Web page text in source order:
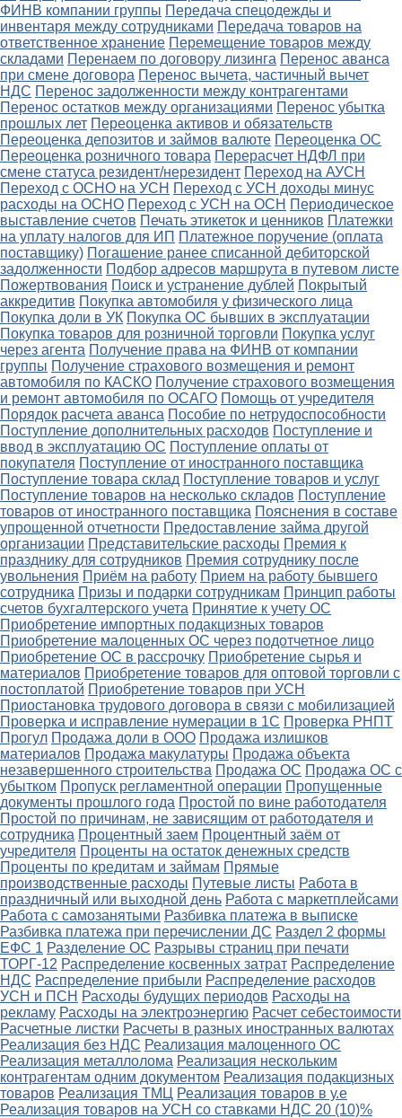
ФИНВ компании группы Передача спецодежды и
инвентаря между сотрудниками Передача товаров на
ответственное хранение Перемещение товаров между
складами Перенаем по договору лизинга Перенос аванса
при смене договора Перенос вычета, частичный вычет
НДС Перенос задолженности между контрагентами
Перенос остатков между организациями Перенос убытка
прошлых лет Переоценка активов и обязательств
Переоценка депозитов и займов валюте Переоценка ОС
Переоценка розничного товара Перерасчет НДФЛ при
смене статуса резидент/нерезидент Переход на АУСН
Переход с ОСНО на УСН Переход с УСН доходы минус
расходы на ОСНО Переход с УСН на ОСН Периодическое
выставление счетов Печать этикеток и ценников Платежки
на уплату налогов для ИП Платежное поручение (оплата
поставщику) Погашение ранее списанной дебиторской
задолженности Подбор адресов маршрута в путевом листе
Пожертвования Поиск и устранение дублей Покрытый
аккредитив Покупка автомобиля у физического лица
Покупка доли в УК Покупка ОС бывших в эксплуатации
Покупка товаров для розничной торговли Покупка услуг
через агента Получение права на ФИНВ от компании
группы Получение страхового возмещения и ремонт
автомобиля по КАСКО Получение страхового возмещения
и ремонт автомобиля по ОСАГО Помощь от учредителя
Порядок расчета аванса Пособие по нетрудоспособности
Поступление дополнительных расходов Поступление и
ввод в эксплуатацию ОС Поступление оплаты от
покупателя Поступление от иностранного поставщика
Поступление товара склад Поступление товаров и услуг
Поступление товаров на несколько складов Поступление
товаров от иностранного поставщика Пояснения в составе
упрощенной отчетности Предоставление займа другой
организации Представительские расходы Премия к
празднику для сотрудников Премия сотруднику после
увольнения Приём на работу Прием на работу бывшего
сотрудника Призы и подарки сотрудникам Принцип работы
счетов бухгалтерского учета Принятие к учету ОС
Приобретение импортных подакцизных товаров
Приобретение малоценных ОС через подотчетное лицо
Приобретение ОС в рассрочку Приобретение сырья и
материалов Приобретение товаров для оптовой торговли с
постоплатой Приобретение товаров при УСН
Приостановка трудового договора в связи с мобилизацией
Проверка и исправление нумерации в 1С Проверка РНПТ
Прогул Продажа доли в ООО Продажа излишков
материалов Продажа макулатуры Продажа объекта
незавершенного строительства Продажа ОС Продажа ОС с
убытком Пропуск регламентной операции Пропущенные
документы прошлого года Простой по вине работодателя
Простой по причинам, не зависящим от работодателя и
сотрудника Процентный заем Процентный заём от
учредителя Проценты на остаток денежных средств
Проценты по кредитам и займам Прямые
производственные расходы Путевые листы Работа в
праздничный или выходной день Работа с маркетплейсами
Работа с самозанятыми Разбивка платежа в выписке
Разбивка платежа при перечислении ДС Раздел 2 формы
ЕФС 1 Разделение ОС Разрывы страниц при печати
ТОРГ-12 Распределение косвенных затрат Распределение
НДС Распределение прибыли Распределение расходов
УСН и ПСН Расходы будущих периодов Расходы на
рекламу Расходы на электроэнергию Расчет себестоимости
Расчетные листки Расчеты в разных иностранных валютах
Реализация без НДС Реализация малоценного ОС
Реализация металлолома Реализация нескольким
контрагентам одним документом Реализация подакцизных
товаров Реализация ТМЦ Реализация товаров в у.е
Реализация товаров на УСН со ставками НДС 20 (10)%